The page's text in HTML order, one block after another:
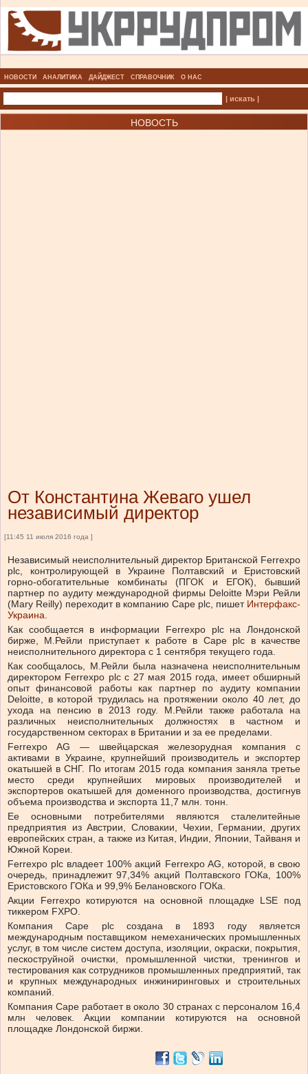
НОВОСТИ АНАЛИТИКА ДАЙДЖЕСТ СПРАВОЧНИК О НАС
| искать |
НОВОСТЬ
От Константина Жеваго ушел
независимый директор
[11:45 11 июля 2016 года ]
Независимый неисполнительный директор Британской Ferrexpo
plc, контролирующей в Украине Полтавский и Еристовский
горно-обогатительные комбинаты (ПГОК и ЕГОК), бывший
партнер по аудиту международной фирмы Deloitte Мэри Рейли
(Mary Reilly) переходит в компанию Cape plc, пишет Интерфакс-
Украина.
Как сообщается в информации Ferrexpo plc на Лондонской
бирже, М.Рейли приступает к работе в Cape plc в качестве
неисполнительного директора с 1 сентября текущего года.
Как сообщалось, М.Рейли была назначена неисполнительным
директором Ferrexpo plc с 27 мая 2015 года, имеет обширный
опыт финансовой работы как партнер по аудиту компании
Deloitte, в которой трудилась на протяжении около 40 лет, до
ухода на пенсию в 2013 году. М.Рейли также работала на
различных неисполнительных должностях в частном и
государственном секторах в Британии и за ее пределами.
Ferrexpo AG — швейцарская железорудная компания с
активами в Украине, крупнейший производитель и экспортер
окатышей в СНГ. По итогам 2015 года компания заняла третье
место среди крупнейших мировых производителей и
экспортеров окатышей для доменного производства, достигнув
объема производства и экспорта 11,7 млн. тонн.
Ее основными потребителями являются сталелитейные
предприятия из Австрии, Словакии, Чехии, Германии, других
европейских стран, а также из Китая, Индии, Японии, Тайваня и
Южной Кореи.
Ferrеxpo plc владеет 100% акций Ferrexpo AG, которой, в свою
очередь, принадлежит 97,34% акций Полтавского ГОКа, 100%
Еристовского ГОКа и 99,9% Белановского ГОКа.
Акции Ferrexpo котируются на основной площадке LSE под
тиккером FXPO.
Компания Cape plc создана в 1893 году является
международным поставщиком немеханических промышленных
услуг, в том числе систем доступа, изоляции, окраски, покрытия,
пескоструйной очистки, промышленной чистки, тренингов и
тестирования как сотрудников промышленных предприятий, так
и крупных международных инжиниринговых и строительных
компаний.
Компания Саре работает в около 30 странах с персоналом 16,4
млн человек. Акции компании котируются на основной
площадке Лондонской биржи.